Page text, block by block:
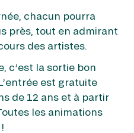
chacun pourra
près, tout en admirant
des artistes.
c’est la sortie bon
est gratuite
de 12 ans et à partir
les animations